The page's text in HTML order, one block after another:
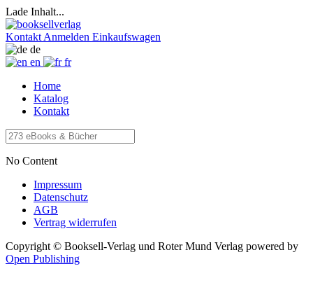
Lade Inhalt...
Kontakt Anmelden Einkaufswagen
de
en
fr
Home
Katalog
Kontakt
No Content
Impressum
Datenschutz
AGB
Vertrag widerrufen
Copyright © Booksell-Verlag und Roter Mund Verlag powered by
Open Publishing